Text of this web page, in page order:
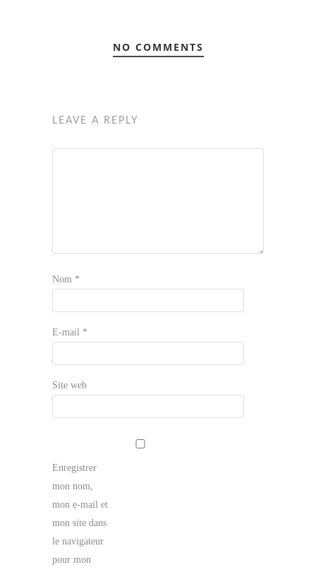
NO COMMENTS
LEAVE A REPLY
Nom *
E-mail *
Site web
Enregistrer
mon nom,
mon e-mail et
mon site dans
le navigateur
pour mon